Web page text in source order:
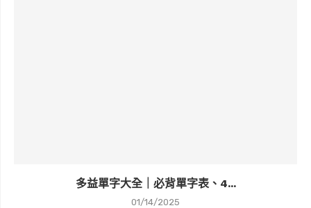
多益單字大全｜必背單字表、4...
01/14/2025